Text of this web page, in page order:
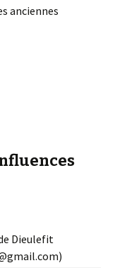
anciennes
Dieulefit